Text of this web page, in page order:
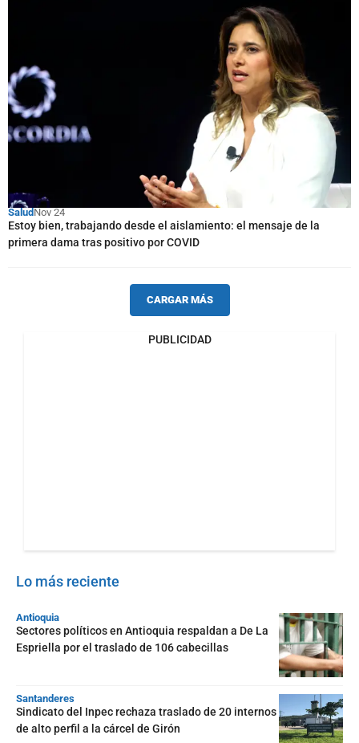
Salud Nov 24
Estoy bien, trabajando desde el aislamiento: el mensaje de la
primera dama tras positivo por COVID
CARGAR MÁS
PUBLICIDAD
Lo más reciente
Antioquia
Sectores políticos en Antioquia respaldan a De La
Espriella por el traslado de 106 cabecillas
Santanderes
Sindicato del Inpec rechaza traslado de 20 internos
de alto perfil a la cárcel de Girón